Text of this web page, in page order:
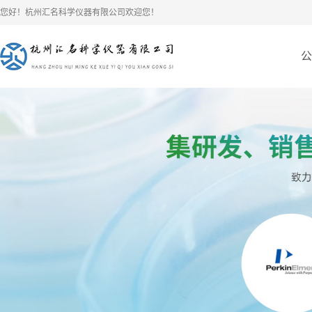
您好！杭州汇名科学仪器有限公司欢迎您！